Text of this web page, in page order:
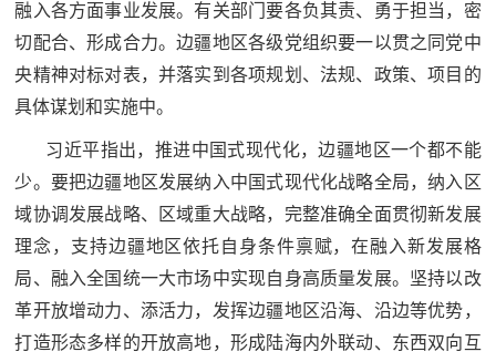
防
全
民
防
子
弟
兵
子
弟
兵
国
防
员
融入各方面事业发展。有关部门要各负其责、勇于担当，密
切配合、形成合力。边疆地区各级党组织要一以贯之同党中
央精神对标对表，并落实到各项规划、法规、政策、项目的
具体谋划和实施中。
习近平指出，推进中国式现代化，边疆地区一个都不能
少。要把边疆地区发展纳入中国式现代化战略全局，纳入区
域协调发展战略、区域重大战略，完整准确全面贯彻新发展
理念，支持边疆地区依托自身条件禀赋，在融入新发展格
局、融入全国统一大市场中实现自身高质量发展。坚持以改
革开放增动力、添活力，发挥边疆地区沿海、沿边等优势，
打造形态多样的开放高地，形成陆海内外联动、东西双向互